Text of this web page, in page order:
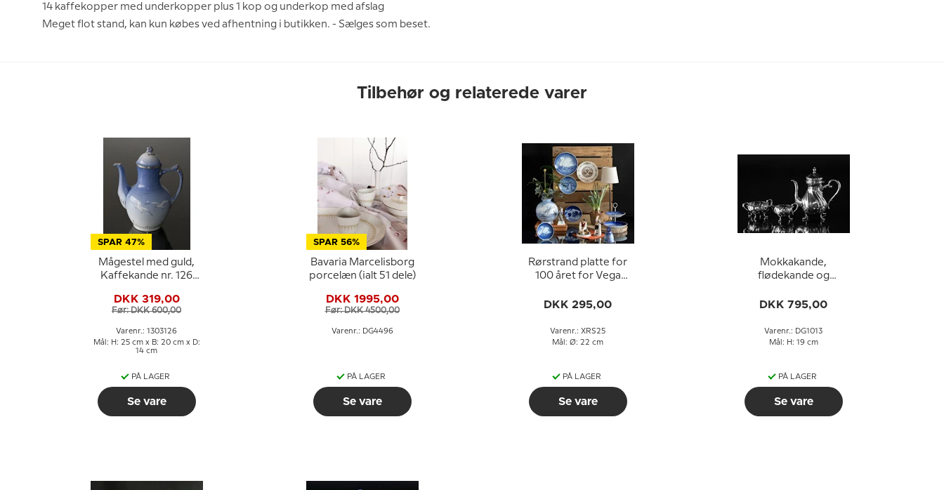
14 kaffekopper med underkopper plus 1 kop og underkop med afslag
Meget flot stand, kan kun købes ved afhentning i butikken. - Sælges som beset.
Tilbehør og relaterede varer
SPAR 47%
Mågestel med guld,
Kaffekande nr. 126
cl,
DKK 319,00
Før: DKK 600,00
Varenr.: 1303126
Mål: H: 25 cm x B: 20 cm x D:
14 cm
PÅ LAGER
Se vare
SPAR 56%
Bavaria Marcelisborg
porcelæn (ialt 51 dele)
DKK 1995,00
Før: DKK 4500,00
Varenr.: DG4496
PÅ LAGER
Se vare
Rørstrand platte for
100 året for Vega
1980
DKK 295,00
Varenr.: XRS25
Mål: Ø: 22 cm
PÅ LAGER
Se vare
Mokkakande,
flødekande og
DKK 795,00
Varenr.: DG1013
Mål: H: 19 cm
PÅ LAGER
Se vare